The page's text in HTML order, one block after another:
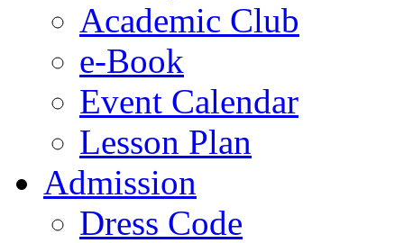
Academic Club
e-Book
Event Calendar
Lesson Plan
Admission
Dress Code